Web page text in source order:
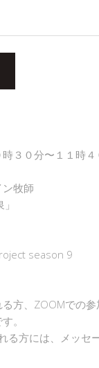
３０分〜１１時
ン牧師
season 9
方、ZOOMでの
。
る方には、メッセ